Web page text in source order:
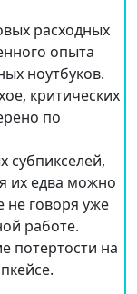
расходных
опыта
ноутбуков.
критических
по
субпикселей,
их едва можно
не говоря уже
работе.
потертости на